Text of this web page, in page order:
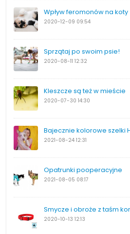
Wpływ feromonów na koty
2020-12-09 09:54
Sprzątaj po swoim psie!
2020-08-11 12:32
Kleszcze są też w mieście
2020-07-30 14:30
Bajecznie kolorowe szelki
2021-08-24 12:31
Opatrunki pooperacyjne
2021-08-05 08:17
Smycze i obroże z taśm
2020-10-13 12:13